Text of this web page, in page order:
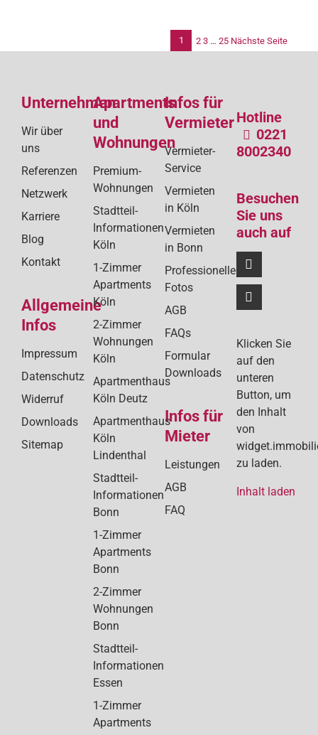
1 2 3 … 25 Nächste Seite
Unternehmen
Wir über
uns
Referenzen
Netzwerk
Karriere
Blog
Kontakt
Allgemeine
Infos
Impressum
Datenschutz
Widerruf
Downloads
Sitemap
Apartments
und
Wohnungen
Premium-
Wohnungen
Stadtteil-
Informationen
Köln
1-Zimmer
Apartments
Köln
2-Zimmer
Wohnungen
Köln
Apartmenthaus
Köln Deutz
Apartmenthaus
Köln
Lindenthal
Stadtteil-
Informationen
Bonn
1-Zimmer
Apartments
Bonn
2-Zimmer
Wohnungen
Bonn
Stadtteil-
Informationen
Essen
1-Zimmer
Apartments
Infos für
Vermieter
Vermieter-
Service
Vermieten
in Köln
Vermieten
in Bonn
Professionelle
Fotos
AGB
FAQs
Formular
Downloads
Infos für
Mieter
Leistungen
AGB
FAQ
Hotline
0221
8002340
Besuchen
Sie uns
auch auf
Klicken Sie
auf den
unteren
Button, um
den Inhalt
von
zu laden.
Inhalt laden